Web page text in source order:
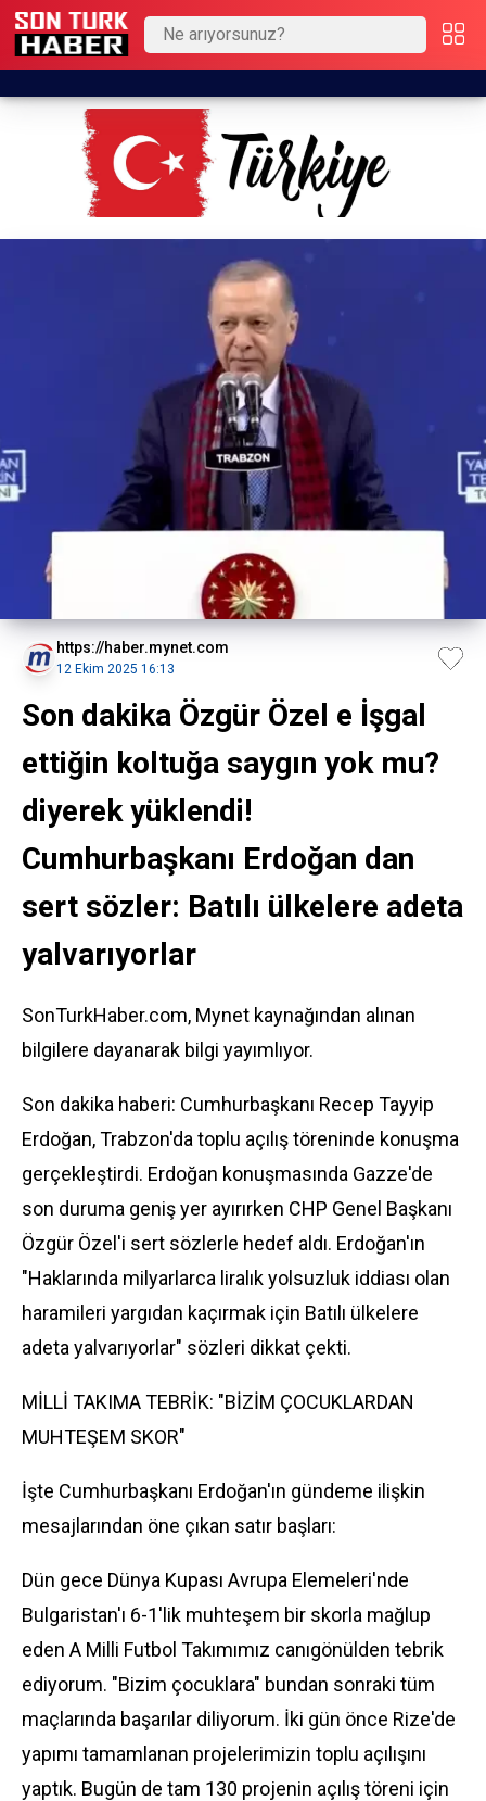
https://haber.mynet.com
12 Ekim 2025 16:13
Son dakika Özgür Özel e İşgal
ettiğin koltuğa saygın yok mu?
diyerek yüklendi!
Cumhurbaşkanı Erdoğan dan
sert sözler: Batılı ülkelere adeta
yalvarıyorlar
SonTurkHaber.com, Mynet kaynağından alınan
bilgilere dayanarak bilgi yayımlıyor.
Son dakika haberi: Cumhurbaşkanı Recep Tayyip
Erdoğan,Trabzon'da toplu açılış töreninde konuşma
gerçekleştirdi. Erdoğan konuşmasında Gazze'de
son duruma geniş yer ayırırken CHP Genel Başkanı
Özgür Özel 'i sert sözlerle hedef aldı. Erdoğan'ın
"Haklarında milyarlarca liralık yolsuzluk iddiası olan
haramileri yargıdan kaçırmak için Batılı ülkelere
adeta yalvarıyorlar" sözleri dikkat çekti.
MİLLİ TAKIMA TEBRİK: "BİZİM ÇOCUKLARDAN
MUHTEŞEM SKOR"
İşte Cumhurbaşkanı Erdoğan'ın gündeme ilişkin
mesajlarından öne çıkan satır başları:
Dün gece Dünya Kupası Avrupa Elemeleri'nde
Bulgaristan'ı 6-1'lik muhteşem bir skorla mağlup
eden A Milli Futbol Takımımız canıgönülden tebrik
ediyorum. "Bizim çocuklara" bundan sonraki tüm
maçlarında başarılar diliyorum. İki gün önce Rize'de
yapımı tamamlanan projelerimizin toplu açılışını
yaptık. Bugün de tam 130 projenin açılış töreni için